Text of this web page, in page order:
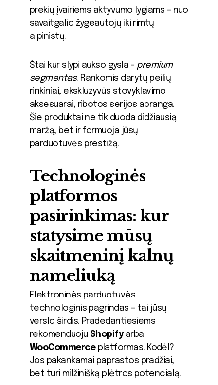
prekių įvairiems aktyvumo lygiams – nuo
savaitgalio žygeautojų iki rimtų
alpinistų.
Štai kur slypi aukso gysla – premium
segmentas. Rankomis darytų peilių
rinkiniai, ekskluzyvūs stovyklavimo
aksesuarai, ribotos serijos apranga.
Šie produktai ne tik duoda didžiausią
maržą, bet ir formuoja jūsų
parduotuvės prestižą.
Technologinės
platformos
pasirinkimas: kur
statysime mūsų
skaitmeninį kalnų
nameliuką
Elektroninės parduotuvės
technologinis pagrindas – tai jūsų
verslo širdis. Pradedantiesiems
rekomenduoju Shopifyarba
WooCommerceplatformas. Kodėl?
Jos pakankamai paprastos pradžiai,
bet turi milžinišką plėtros potencialą.